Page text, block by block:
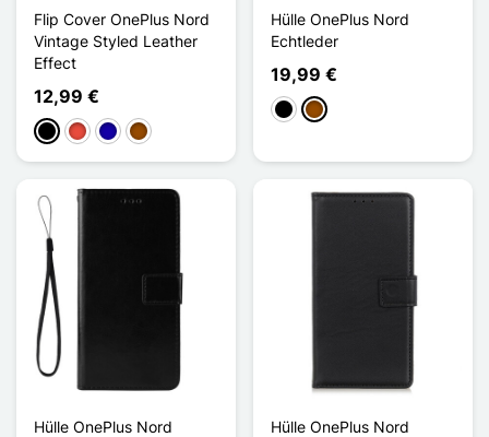
Flip Cover OnePlus Nord
Vintage Styled Leather
Effect
12,99 €
Schwarz
Rot Dunkelblau
Braun
Hülle OnePlus Nord
Echtleder
19,99 €
Schwarz
Braun
Hülle OnePlus Nord
Hülle OnePlus Nord